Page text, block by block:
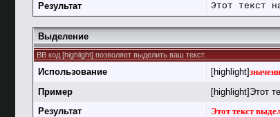
Результат
Этот текст
Выделение
BB код [highlight] позволяет выделить ваш текст.
Использование [highlight]
Пример
[highlight]Этот
Результат
Этот текст